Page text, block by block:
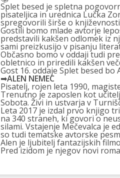
Splet besed je spletna
pisateljica in urednica Lučka
spregovorili širše o
Gostili bomo mlade avtorje
predstavili kakšen odlomek iz
sami preizkusijo v pisanju
Občasno bomo v oddaji tudi
obletnico in priredili kakšen
Gost 16. oddaje Splet besed bo
➡︎ALEN NEMEC
Pisatelj, rojen leta 1990,
Trenutno je zaposlen kot
Sobota. Živi in ustvarja v
Leta 2017 je izdal prvo knjigo
na 340 straneh, ki govori o
silami. Vstajenje Mečevalca je
so tudi tematske avtorske
Alen je ljubitelj fantazijskih
Pred izidom je njegov novi